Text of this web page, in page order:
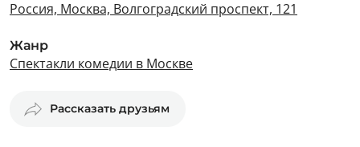
Россия, Москва, Волгоградский проспект, 121
Жанр
Спектакли комедии в Москве
Рассказать друзьям